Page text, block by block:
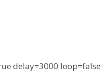
delay=3000 loop=false